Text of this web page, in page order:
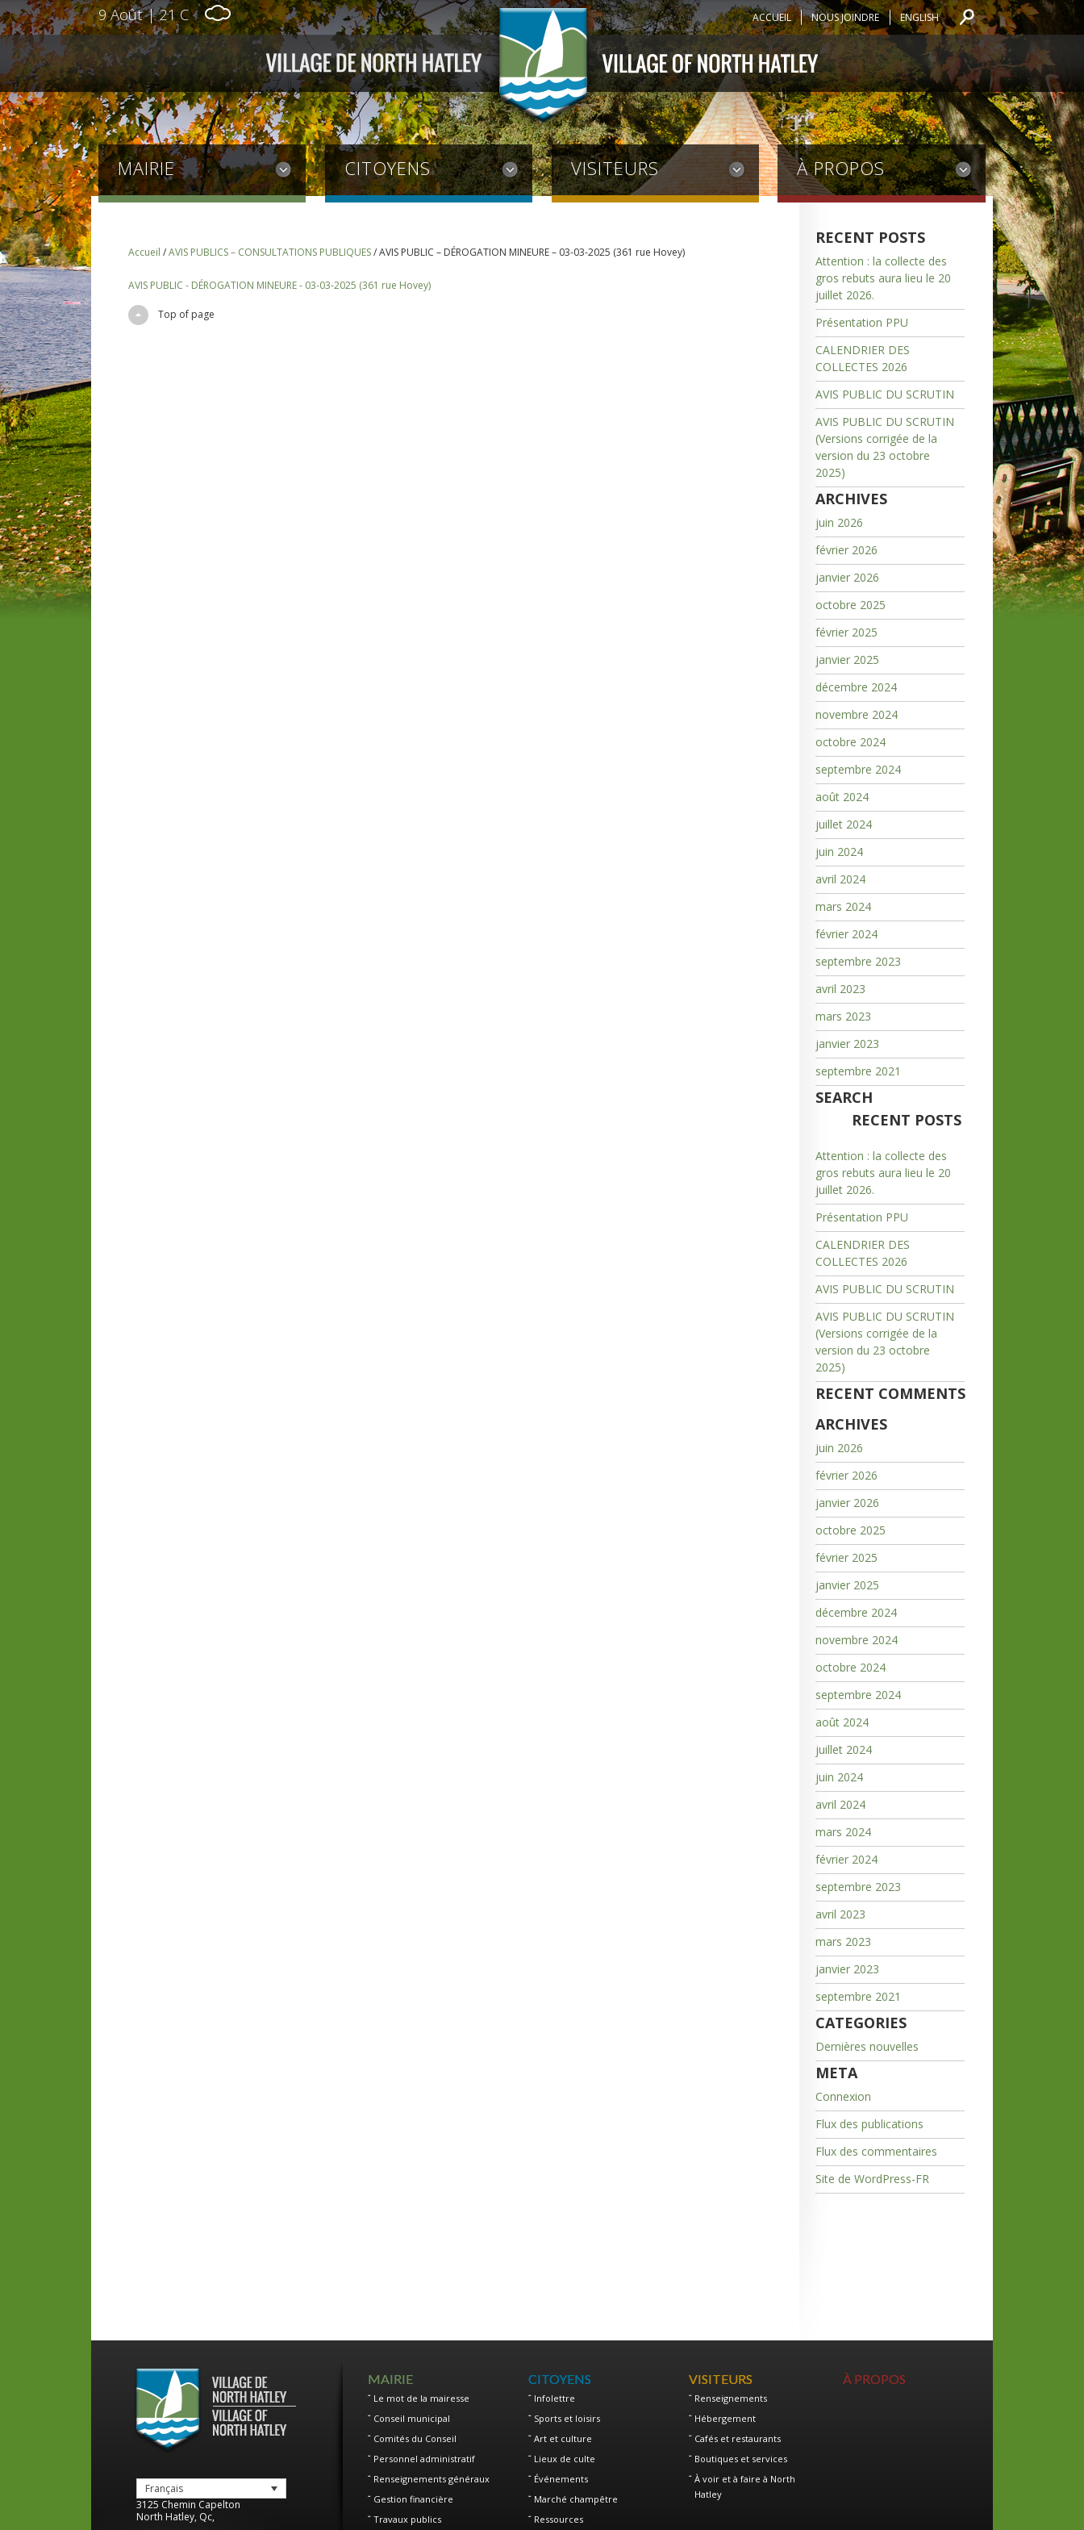
9 Août | 21 C ACCUEIL NOUS JOINDRE ENGLISH
MAIRIE CITOYENS VISITEURS À PROPOS
Accueil /AVIS PUBLICS – CONSULTATIONS PUBLIQUES/AVIS PUBLIC – DÉROGATION MINEURE – 03-03-2025 (361 rue Hovey)
AVIS PUBLIC - DÉROGATION MINEURE - 03-03-2025 (361 rue Hovey)
Top of page
RECENT POSTS
Attention : la collecte des
gros rebuts aura lieu le 20
juillet 2026.
Présentation PPU
CALENDRIER DES
COLLECTES 2026
AVIS PUBLIC DU SCRUTIN
AVIS PUBLIC DU SCRUTIN
(Versions corrigée de la
version du 23 octobre
2025)
ARCHIVES
juin 2026
février 2026
janvier 2026
octobre 2025
février 2025
janvier 2025
décembre 2024
novembre 2024
octobre 2024
septembre 2024
août 2024
juillet 2024
juin 2024
avril 2024
mars 2024
février 2024
septembre 2023
avril 2023
mars 2023
janvier 2023
septembre 2021
SEARCH
RECENT POSTS
Attention : la collecte des
gros rebuts aura lieu le 20
juillet 2026.
Présentation PPU
CALENDRIER DES
COLLECTES 2026
AVIS PUBLIC DU SCRUTIN
AVIS PUBLIC DU SCRUTIN
(Versions corrigée de la
version du 23 octobre
2025)
RECENT COMMENTS
ARCHIVES
juin 2026
février 2026
janvier 2026
octobre 2025
février 2025
janvier 2025
décembre 2024
novembre 2024
octobre 2024
septembre 2024
août 2024
juillet 2024
juin 2024
avril 2024
mars 2024
février 2024
septembre 2023
avril 2023
mars 2023
janvier 2023
septembre 2021
CATEGORIES
Dernières nouvelles
META
Connexion
Flux des publications
Flux des commentaires
Site de WordPress-FR
Français
3125 Chemin Capelton
North Hatley, Qc,
MAIRIE
Le mot de la mairesse
Conseil municipal
Comités du Conseil
Personnel administratif
Renseignements généraux
Gestion financière
Travaux publics
CITOYENS
Infolettre
Sports et loisirs
Art et culture
Lieux de culte
Événements
Marché champêtre
Ressources
VISITEURS
Renseignements
Hébergement
Cafés et restaurants
Boutiques et services
À voir et à faire à North
Hatley
À PROPOS